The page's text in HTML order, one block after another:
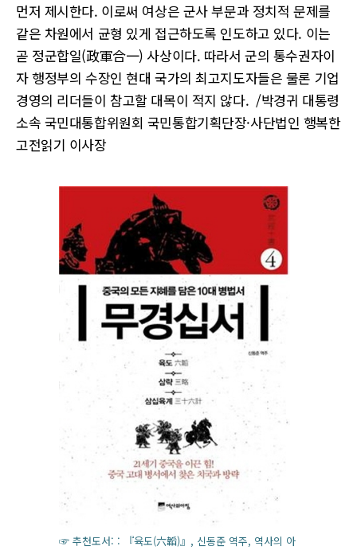
먼저 제시한다. 이로써 여상은 군사 부문과 정치적 문제를
같은 차원에서 균형 있게 접근하도록 인도하고 있다. 이는
곧 정군합일(政軍合一) 사상이다. 따라서 군의 통수권자이
자 행정부의 수장인 현대 국가의 최고지도자들은 물론 기업
경영의 리더들이 참고할 대목이 적지 않다. /박경귀 대통령
소속 국민대통합위원회 국민통합기획단장·사단법인 행복한
고전읽기 이사장
☞ 추천도서: : 『육도(六韜)』, 신동준 역주, 역사의 아